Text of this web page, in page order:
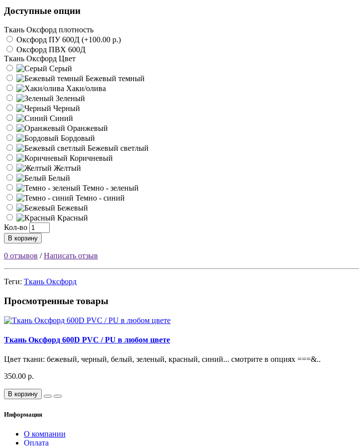
Доступные опции
Ткань Оксфорд плотность
Оксфорд ПУ 600Д (+100.00 р.)
Оксфорд ПВХ 600Д
Ткань Оксфорд Цвет
Серый
Бежевый темный
Хаки/олива
Зеленый
Черный
Синий
Оранжевый
Бордовый
Бежевый светлый
Коричневый
Желтый
Белый
Темно - зеленый
Темно - синий
Бежевый
Красный
Кол-во
В корзину
0 отзывов /Написать отзыв
Теги: Ткань Оксфорд
Просмотренные товары
Ткань Оксфорд 600D PVC / PU в любом цвете
Цвет ткани: бежевый, черный, белый, зеленый, красный, синий... смотрите в опциях ===&..
350.00 р.
В корзину
Информация
О компании
Оплата